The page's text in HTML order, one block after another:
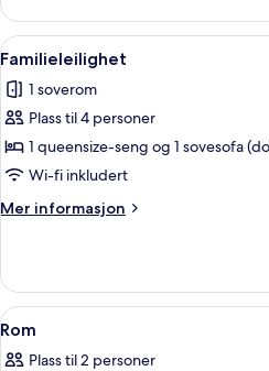
Åpne
alle
bildene
av
Familieleilighet
5
Familieleilighet
1 soverom
Plass til 4 personer
1 queensize-seng og 1 sovesofa
Wi-fi inkludert
Mer informasjon
Mer
Åpne
alle
10
Rom
Plass til 2 personer